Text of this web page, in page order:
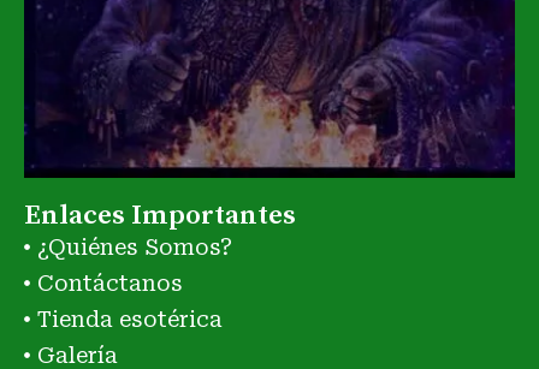
Enlaces Importantes
¿Quiénes Somos?
Contáctanos
Tienda esotérica
Galería